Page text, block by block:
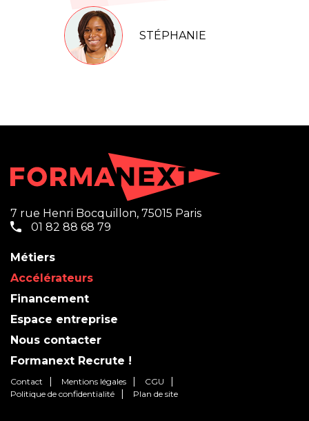
STÉPHANIE
7 rue Henri Bocquillon, 75015 Paris
01 82 88 68 79
Métiers
Accélérateurs
Financement
Espace entreprise
Nous contacter
Formanext Recrute !
Contact Mentions légales
CGU
Politique de confidentialité
Plan de site